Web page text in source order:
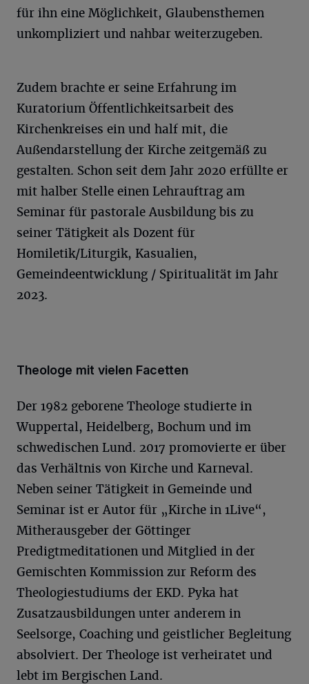
für ihn eine Möglichkeit, Glaubensthemen
unkompliziert und nahbar weiterzugeben.
Zudem brachte er seine Erfahrung im
Kuratorium Öffentlichkeitsarbeit des
Kirchenkreises ein und half mit, die
Außendarstellung der Kirche zeitgemäß zu
gestalten. Schon seit dem Jahr 2020 erfüllte er
mit halber Stelle einen Lehrauftrag am
Seminar für pastorale Ausbildung bis zu
seiner Tätigkeit als Dozent für
Homiletik/Liturgik, Kasualien,
Gemeindeentwicklung / Spiritualität im Jahr
2023.
Theologe mit vielen Facetten
Der 1982 geborene Theologe studierte in
Wuppertal, Heidelberg, Bochum und im
schwedischen Lund. 2017 promovierte er über
das Verhältnis von Kirche und Karneval.
Neben seiner Tätigkeit in Gemeinde und
Seminar ist er Autor für „Kirche in 1Live“,
Mitherausgeber der Göttinger
Predigtmeditationen und Mitglied in der
Gemischten Kommission zur Reform des
Theologiestudiums der EKD. Pyka hat
Zusatzausbildungen unter anderem in
Seelsorge, Coaching und geistlicher Begleitung
absolviert. Der Theologe ist verheiratet und
lebt im Bergischen Land.